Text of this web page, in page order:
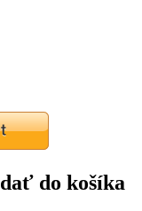
do košíka